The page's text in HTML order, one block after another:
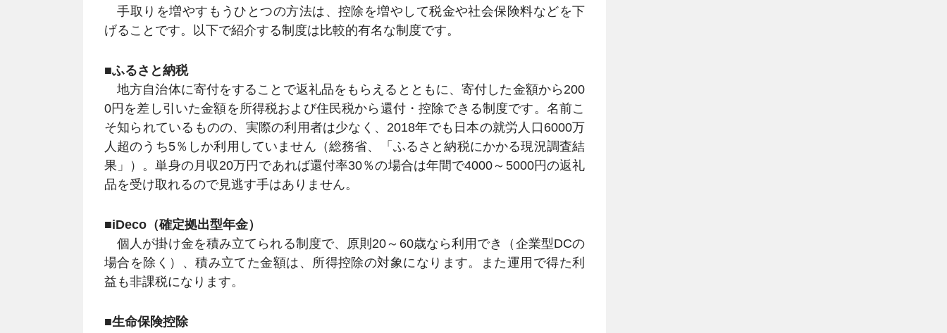
手取りを増やすもうひとつの方法は、控除を増やして税金や社会保険料などを下
げることです。以下で紹介する制度は比較的有名な制度です。
■ふるさと納税
地方自治体に寄付をすることで返礼品をもらえるとともに、寄付した金額から200
0円を差し引いた金額を所得税および住民税から還付・控除できる制度です。名前こ
そ知られているものの、実際の利用者は少なく、2018年でも日本の就労人口6000万
人超のうち5％しか利用していません（総務省、「ふるさと納税にかかる現況調査結
果」）。単身の月収20万円であれば還付率30％の場合は年間で4000～5000円の返礼
品を受け取れるので見逃す手はありません。
■iDeco（確定拠出型年金）
個人が掛け金を積み立てられる制度で、原則20～60歳なら利用でき（企業型DCの
場合を除く）、積み立てた金額は、所得控除の対象になります。また運用で得た利
益も非課税になります。
■生命保険控除